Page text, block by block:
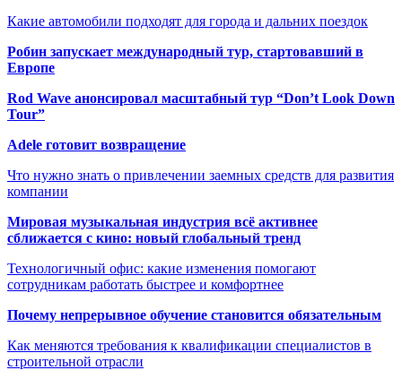
Какие автомобили подходят для города и дальних поездок
Робин запускает международный тур, стартовавший в
Европе
Rod Wave анонсировал масштабный тур “Don’t Look Down
Tour”
Adele готовит возвращение
Что нужно знать о привлечении заемных средств для развития
компании
Мировая музыкальная индустрия всё активнее
сближается с кино: новый глобальный тренд
Технологичный офис: какие изменения помогают
сотрудникам работать быстрее и комфортнее
Почему непрерывное обучение становится обязательным
Как меняются требования к квалификации специалистов в
строительной отрасли